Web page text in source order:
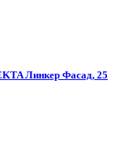
Линкер Фасад, 25